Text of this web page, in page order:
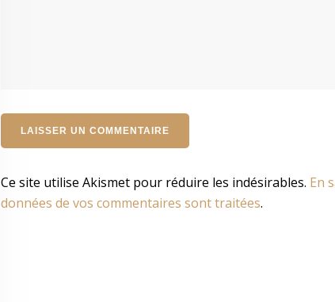
Ce site utilise Akismet pour réduire les indésirables. En
données de vos commentaires sont traitées.